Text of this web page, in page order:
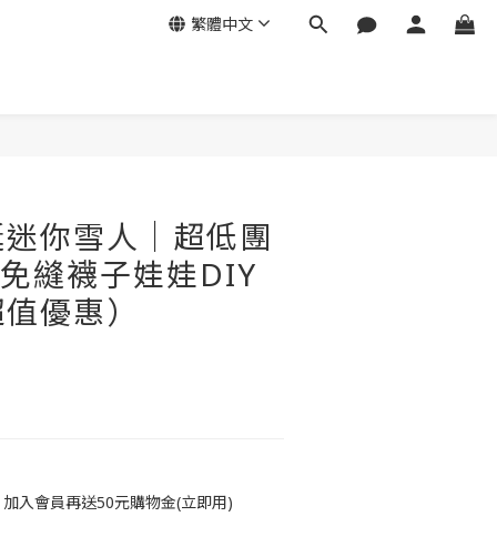
繁體中文
你雪人│超低團
縫襪子娃娃DIY
優惠）
入會員再送50元購物金(立即用)